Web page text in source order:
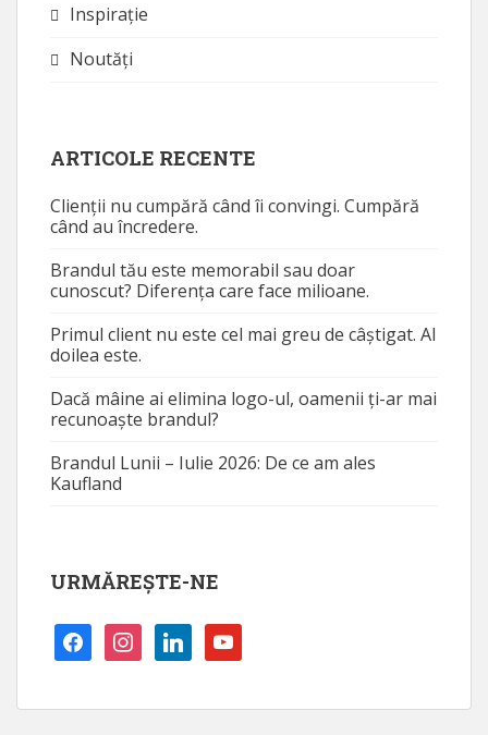
Inspirație
Noutăţi
ARTICOLE RECENTE
Clienții nu cumpără când îi convingi. Cumpără
când au încredere.
Brandul tău este memorabil sau doar
cunoscut? Diferența care face milioane.
Primul client nu este cel mai greu de câștigat. Al
doilea este.
Dacă mâine ai elimina logo-ul, oamenii ți-ar mai
recunoaște brandul?
Brandul Lunii – Iulie 2026: De ce am ales
Kaufland
URMĂREȘTE-NE
facebookinstagramlinkedinyoutube